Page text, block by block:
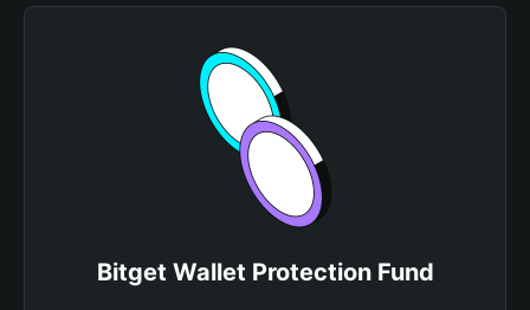
Bitget Wallet Protection Fund